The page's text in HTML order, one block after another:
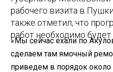
рабочего визита в
также отметил, что
работ необходимо
«Мы сейчас ехали по
сделаем там ямочный
приведем в порядок около